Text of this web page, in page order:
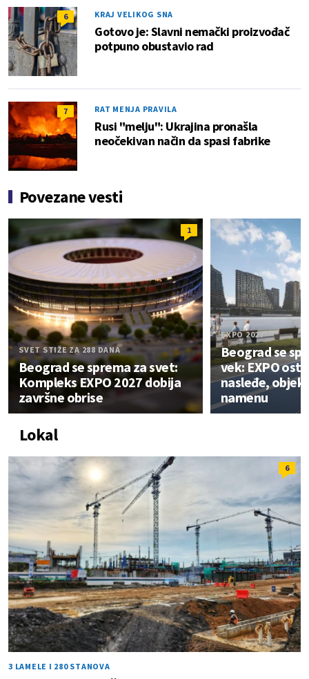
6 KRAJ VELIKOG SNA
Gotovo je: Slavni nemački proizvođač
potpuno obustavio rad
7 RAT MENJA PRAVILA
Rusi "melju": Ukrajina pronašla
neočekivan način da spasi fabrike
Povezane vesti
1
SVET STIŽE ZA 288 DANA
Beograd se sprema za svet:
Kompleks EXPO 2027 dobija
završne obrise
EXPO 2027
Beograd se
vek: EXPO
nasleđe,
namenu
Lokal
6
3 LAMELE I 280 STANOVA